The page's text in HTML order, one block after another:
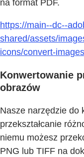
na format PDF.
https://main--dc--
shared/assets/
icons/convert-
Konwertowanie
obrazów
Nasze narzędzie do
przekształcanie
niemu możesz
PNG lub TIFF na